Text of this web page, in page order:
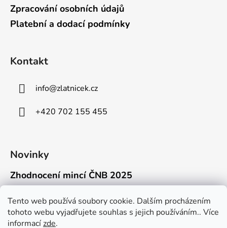
Tento web používá soubory cookie. Dalším procházením
tohoto webu vyjadřujete souhlas s jejich používáním.. Více
informacízde.
Zpracování osobních údajů
Platební a dodací podmínky
Kontakt
info@zlatnicek.cz
+420 702 155 455
Novinky
Zhodnocení mincí ČNB 2025
Připravili jsme pro vás jednoduchý a př...
Mýty o přepravě zlatých mincí mimo EU